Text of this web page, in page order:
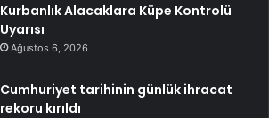
Kurbanlık Alacaklara Küpe Kontrolü
Uyarısı
Ağustos 6, 2026
Cumhuriyet tarihinin günlük ihracat
rekoru kırıldı